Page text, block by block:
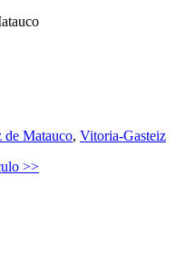
de Matauco, Vitoria-Gasteiz
>>